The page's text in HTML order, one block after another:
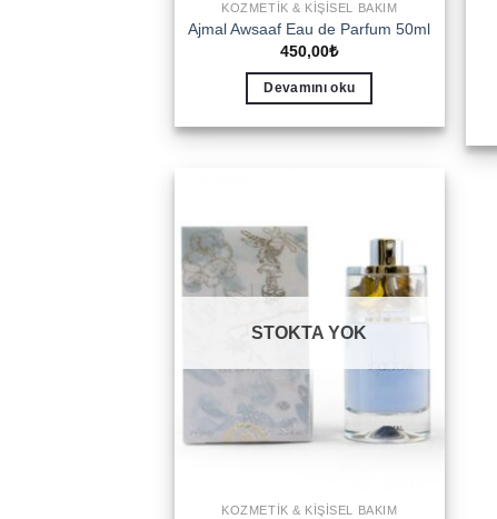
KOZMETIK & KIŞISEL BAKIM
Ajmal Awsaaf Eau de Parfum 50ml
450,00₺
Devamını oku
wishlist
STOKTA YOK
KOZMETIK & KIŞISEL BAKIM